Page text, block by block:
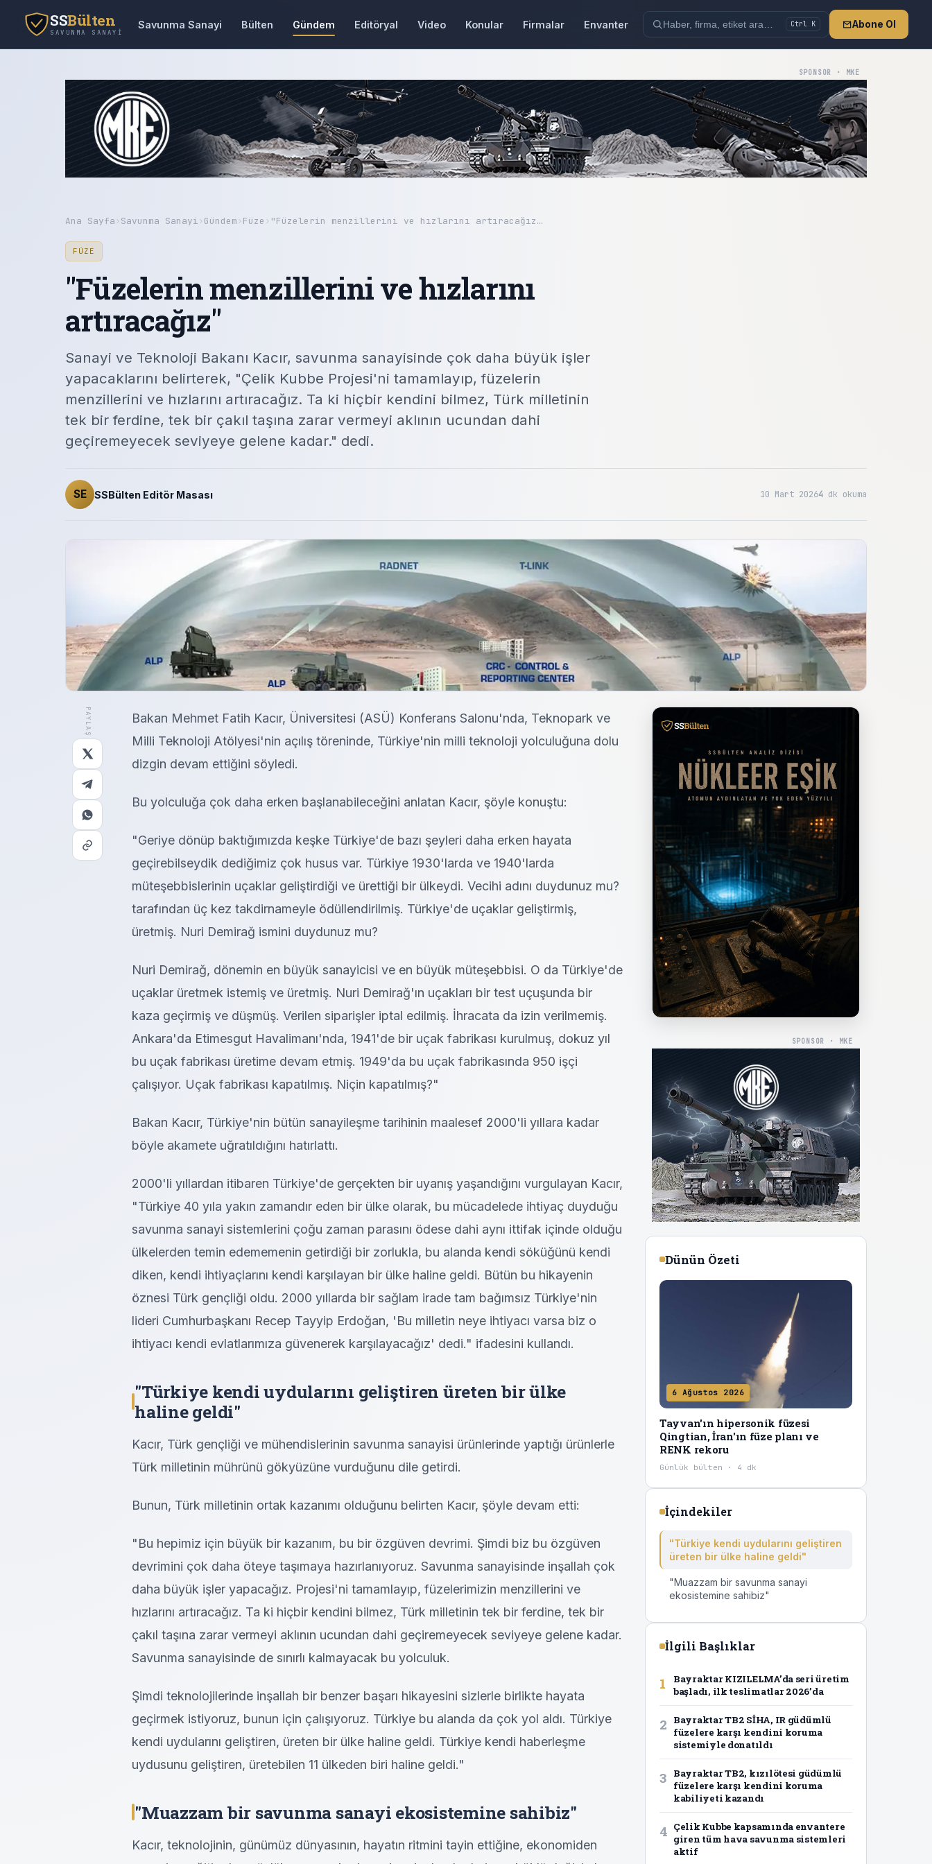
SSBülten
SAVUNMA SANAYI
Savunma Sanayi Bülten Gündem Editöryal Video Konular Firmalar Envanter Ctrl K Abone Ol
SPONSOR · MKE
Ana Sayfa› Savunma Sanayi› Gündem› Füze › "Füzelerin menzillerini ve hızlarını artıracağız…
FÜZE
"Füzelerin menzillerini ve hızlarını
artıracağız"
Sanayi ve Teknoloji Bakanı Kacır, savunma sanayisinde çok daha büyük işler
yapacaklarını belirterek, "Çelik Kubbe Projesi'ni tamamlayıp, füzelerin
menzillerini ve hızlarını artıracağız. Ta ki hiçbir kendini bilmez, Türk milletinin
tek bir ferdine, tek bir çakıl taşına zarar vermeyi aklının ucundan dahi
geçiremeyecek seviyeye gelene kadar." dedi.
SE SSBülten Editör Masası 10 Mart 20264 dk okuma
PAYLAŞ
Bakan Mehmet Fatih Kacır, Üniversitesi (ASÜ) Konferans Salonu'nda, Teknopark ve
Milli Teknoloji Atölyesi'nin açılış töreninde, Türkiye'nin milli teknoloji yolculuğuna dolu
dizgin devam ettiğini söyledi.
Bu yolculuğa çok daha erken başlanabileceğini anlatan Kacır, şöyle konuştu:
"Geriye dönüp baktığımızda keşke Türkiye'de bazı şeyleri daha erken hayata
geçirebilseydik dediğimiz çok husus var. Türkiye 1930'larda ve 1940'larda
müteşebbislerinin uçaklar geliştirdiği ve ürettiği bir ülkeydi. Vecihi adını duydunuz mu?
tarafından üç kez takdirnameyle ödüllendirilmiş. Türkiye'de uçaklar geliştirmiş,
üretmiş. Nuri Demirağ ismini duydunuz mu?
Nuri Demirağ, dönemin en büyük sanayicisi ve en büyük müteşebbisi. O da Türkiye'de
uçaklar üretmek istemiş ve üretmiş. Nuri Demirağ'ın uçakları bir test uçuşunda bir
kaza geçirmiş ve düşmüş. Verilen siparişler iptal edilmiş. İhracata da izin verilmemiş.
Ankara'da Etimesgut Havalimanı'nda, 1941'de bir uçak fabrikası kurulmuş, dokuz yıl
bu uçak fabrikası üretime devam etmiş. 1949'da bu uçak fabrikasında 950 işçi
çalışıyor. Uçak fabrikası kapatılmış. Niçin kapatılmış?"
Bakan Kacır, Türkiye'nin bütün sanayileşme tarihinin maalesef 2000'li yıllara kadar
böyle akamete uğratıldığını hatırlattı.
2000'li yıllardan itibaren Türkiye'de gerçekten bir uyanış yaşandığını vurgulayan Kacır,
"Türkiye 40 yıla yakın zamandır eden bir ülke olarak, bu mücadelede ihtiyaç duyduğu
savunma sanayi sistemlerini çoğu zaman parasını ödese dahi aynı ittifak içinde olduğu
ülkelerden temin edememenin getirdiği bir zorlukla, bu alanda kendi söküğünü kendi
diken, kendi ihtiyaçlarını kendi karşılayan bir ülke haline geldi. Bütün bu hikayenin
öznesi Türk gençliği oldu. 2000 yıllarda bir sağlam irade tam bağımsız Türkiye'nin
lideri Cumhurbaşkanı Recep Tayyip Erdoğan, 'Bu milletin neye ihtiyacı varsa biz o
ihtiyacı kendi evlatlarımıza güvenerek karşılayacağız' dedi." ifadesini kullandı.
"Türkiye kendi uydularını geliştiren üreten bir ülke
haline geldi"
Kacır, Türk gençliği ve mühendislerinin savunma sanayisi ürünlerinde yaptığı ürünlerle
Türk milletinin mührünü gökyüzüne vurduğunu dile getirdi.
Bunun, Türk milletinin ortak kazanımı olduğunu belirten Kacır, şöyle devam etti:
"Bu hepimiz için büyük bir kazanım, bu bir özgüven devrimi. Şimdi biz bu özgüven
devrimini çok daha öteye taşımaya hazırlanıyoruz. Savunma sanayisinde inşallah çok
daha büyük işler yapacağız. Projesi'ni tamamlayıp, füzelerimizin menzillerini ve
hızlarını artıracağız. Ta ki hiçbir kendini bilmez, Türk milletinin tek bir ferdine, tek bir
çakıl taşına zarar vermeyi aklının ucundan dahi geçiremeyecek seviyeye gelene kadar.
Savunma sanayisinde de sınırlı kalmayacak bu yolculuk.
Şimdi teknolojilerinde inşallah bir benzer başarı hikayesini sizlerle birlikte hayata
geçirmek istiyoruz, bunun için çalışıyoruz. Türkiye bu alanda da çok yol aldı. Türkiye
kendi uydularını geliştiren, üreten bir ülke haline geldi. Türkiye kendi haberleşme
uydusunu geliştiren, üretebilen 11 ülkeden biri haline geldi."
"Muazzam bir savunma sanayi ekosistemine sahibiz"
Kacır, teknolojinin, günümüz dünyasının, hayatın ritmini tayin ettiğine, ekonomiden
SPONSOR · MKE
Dünün Özeti
6 Ağustos 2026
Tayvan'ın hipersonik füzesi
Qingtian, İran'ın füze planı ve
RENK rekoru
Günlük bülten · 4 dk
İçindekiler
"Türkiye kendi uydularını geliştiren
üreten bir ülke haline geldi"
"Muazzam bir savunma sanayi
ekosistemine sahibiz"
İlgili Başlıklar
1
Bayraktar KIZILELMA’da seri üretim
başladı, ilk teslimatlar 2026’da
2
Bayraktar TB2 SİHA, IR güdümlü
füzelere karşı kendini koruma
sistemiyle donatıldı
3
Bayraktar TB2, kızılötesi güdümlü
füzelere karşı kendini koruma
kabiliyeti kazandı
4 Çelik Kubbe kapsamında envantere
giren tüm hava savunma sistemleri
aktif